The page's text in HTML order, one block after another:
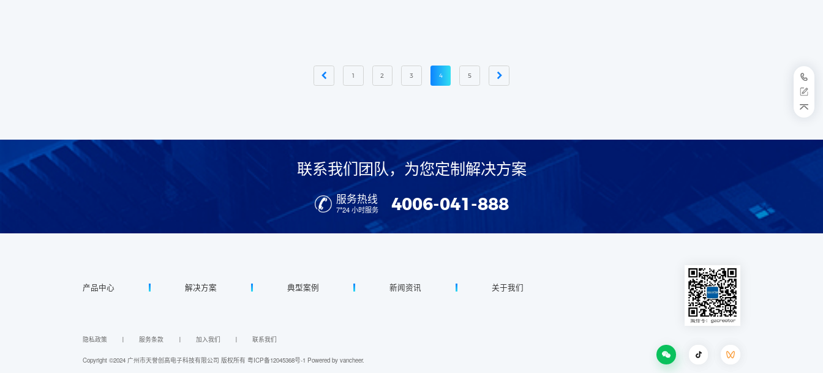
1 2 3 4 5
联系我们团队，为您定制解决方案
服务热线
7*24 小时服务 4006-041-888
产品中心 解决方案 典型案例 新闻资讯 关于我们
隐私政策 丨 服务条款 丨 加入我们 丨 联系我们
Copyright ©2024 广州市天誉创高电子科技有限公司 版权所有粤ICP备12045368号-1 Powered by vancheer.